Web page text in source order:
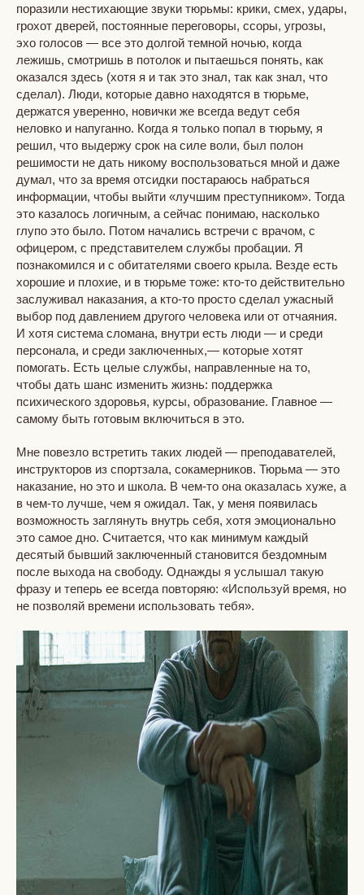
поразили нестихающие звуки тюрьмы: крики, смех, удары,
грохот дверей, постоянные переговоры, ссоры, угрозы,
эхо голосов — все это долгой темной ночью, когда
лежишь, смотришь в потолок и пытаешься понять, как
оказался здесь (хотя я и так это знал, так как знал, что
сделал). Люди, которые давно находятся в тюрьме,
держатся уверенно, новички же всегда ведут себя
неловко и напуганно. Когда я только попал в тюрьму, я
решил, что выдержу срок на силе воли, был полон
решимости не дать никому воспользоваться мной и даже
думал, что за время отсидки постараюсь набраться
информации, чтобы выйти «лучшим преступником». Тогда
это казалось логичным, а сейчас понимаю, насколько
глупо это было. Потом начались встречи с врачом, с
офицером, с представителем службы пробации. Я
познакомился и с обитателями своего крыла. Везде есть
хорошие и плохие, и в тюрьме тоже: кто-то действительно
заслуживал наказания, а кто-то просто сделал ужасный
выбор под давлением другого человека или от отчаяния.
И хотя система сломана, внутри есть люди — и среди
персонала, и среди заключенных,— которые хотят
помогать. Есть целые службы, направленные на то,
чтобы дать шанс изменить жизнь: поддержка
психического здоровья, курсы, образование. Главное —
самому быть готовым включиться в это.
Мне повезло встретить таких людей — преподавателей,
инструкторов из спортзала, сокамерников. Тюрьма — это
наказание, но это и школа. В чем-то она оказалась хуже, а
в чем-то лучше, чем я ожидал. Так, у меня появилась
возможность заглянуть внутрь себя, хотя эмоционально
это самое дно. Считается, что как минимум каждый
десятый бывший заключенный становится бездомным
после выхода на свободу. Однажды я услышал такую
фразу и теперь ее всегда повторяю: «Используй время, но
не позволяй времени использовать тебя».